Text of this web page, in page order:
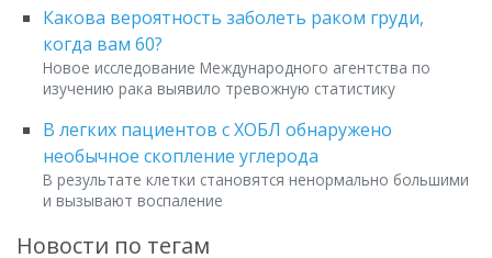
Какова вероятность заболеть раком груди,
когда вам 60?
Новое исследование Международного агентства по
изучению рака выявило тревожную статистику
В легких пациентов с ХОБЛ обнаружено
необычное скопление углерода
В результате клетки становятся ненормально большими
и вызывают воспаление
Новости по тегам